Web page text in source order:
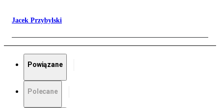
Jacek Przybylski
Powiązane
Polecane